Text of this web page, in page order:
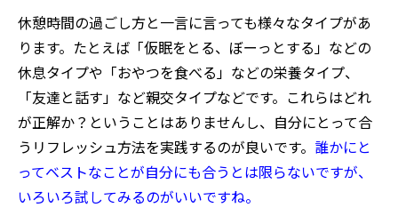
休憩時間の過ごし方と一言に言っても様々なタイプがあ
ります。たとえば「仮眠をとる、ぼーっとする」などの
休息タイプや「おやつを食べる」などの栄養タイプ、
「友達と話す」など親交タイプなどです。これらはどれ
が正解か？ということはありませんし、自分にとって合
うリフレッシュ方法を実践するのが良いです。 誰かにと
ってベストなことが自分にも合うとは限らないですが、
いろいろ試してみるのがいいですね。